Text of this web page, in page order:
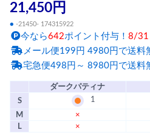
21,450円
● -21450- 174315922
今なら642ポイント付与！ 8/31
メール便199円 4980円で送料
宅急便498円～ 8980円で送料
ダークパティナ
S
1
M
×
L
×